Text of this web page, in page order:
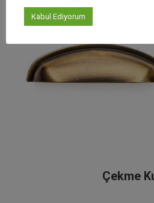
Çekme
Kabul Ediyorum